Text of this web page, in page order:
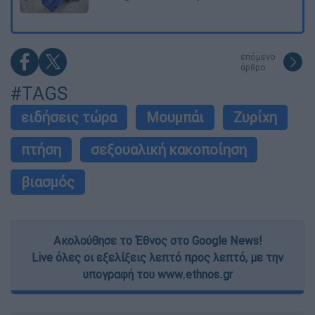
επόμενο
άρθρο
#TAGS
ειδήσεις τώρα Μουμπάι
Ζυρίχη
πτήση
σεξουαλική κακοποίηση
βιασμός
Ακολούθησε το Έθνος στο Google News!
Live όλες οι εξελίξεις λεπτό προς λεπτό, με την
υπογραφή του www.ethnos.gr